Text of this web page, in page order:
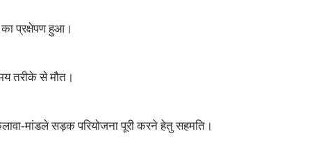
प्रक्षेपण हुआ।
तरीके से मौत।
मांडले सड़क परियोजना पूरी करने हेतु सहमति।